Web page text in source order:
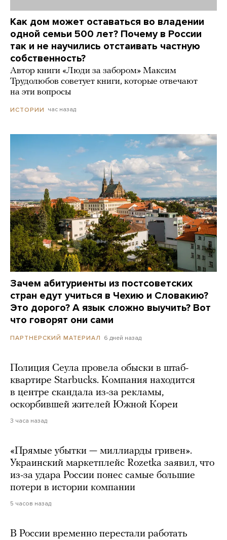
Как дом может оставаться во владении
одной семьи 500 лет? Почему в России
так и не научились отстаивать частную
собственность?
Автор книги «Люди за забором» Максим
Трудолюбов советует книги, которые отвечают
на эти вопросы
ИСТОРИИ час назад
Зачем абитуриенты из постсоветских
стран едут учиться в Чехию и Словакию?
Это дорого? А язык сложно выучить? Вот
что говорят они сами
ПАРТНЕРСКИЙ МАТЕРИАЛ 6 дней назад
Полиция Сеула провела обыски в штаб-
квартире Starbucks. Компания находится
в центре скандала из-за рекламы,
оскорбившей жителей Южной Кореи
3 часа назад
«Прямые убытки — миллиарды гривен».
Украинский маркетплейс Rozetka заявил, что
из-за удара России понес самые большие
потери в истории компании
5 часов назад
В России временно перестали работать